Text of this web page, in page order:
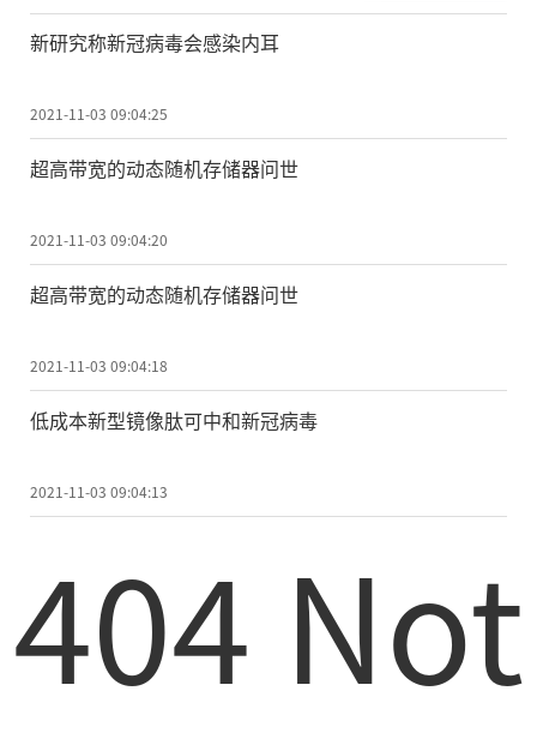
新研究称新冠病毒会感染内耳
2021-11-03 09:04:25
超高带宽的动态随机存储器问世
2021-11-03 09:04:20
超高带宽的动态随机存储器问世
2021-11-03 09:04:18
低成本新型镜像肽可中和新冠病毒
2021-11-03 09:04:13
404 Not